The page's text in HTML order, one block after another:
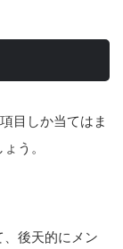
目しか当てはま
う。
後天的にメン